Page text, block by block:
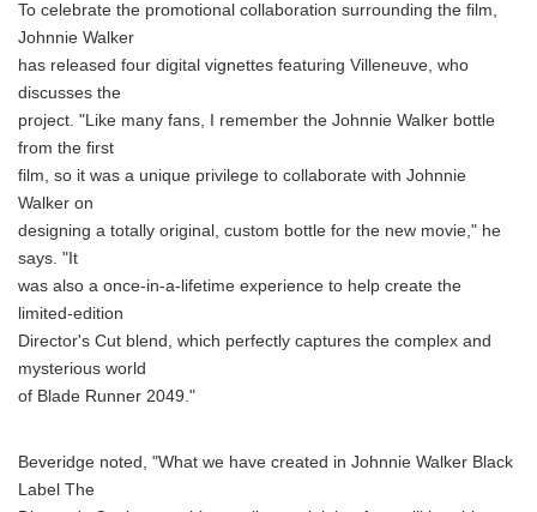
To celebrate the promotional collaboration surrounding the film,
Johnnie Walker
has released four digital vignettes featuring Villeneuve, who
discusses the
project. "Like many fans, I remember the Johnnie Walker bottle
from the first
film, so it was a unique privilege to collaborate with Johnnie
Walker on
designing a totally original, custom bottle for the new movie," he
says. "It
was also a once-in-a-lifetime experience to help create the
limited-edition
Director's Cut blend, which perfectly captures the complex and
mysterious world
of Blade Runner 2049."
Beveridge noted, "What we have created in Johnnie Walker Black
Label The
Japanese